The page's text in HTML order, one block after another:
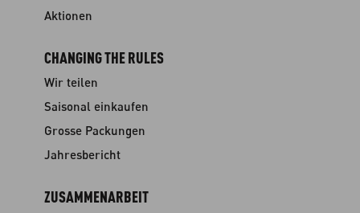
Aktionen
CHANGING THE RULES
Wir teilen
Saisonal einkaufen
Grosse Packungen
Jahresbericht
ZUSAMMENARBEIT